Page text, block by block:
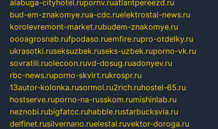
alabuga-cityhotel.rupornv.ruatlantpereezd.ru
bud-em-znakomye.rua-cdc.ruelektrostal-news.ru
korolevremont-market.rubudem-znakomye.ru
oooagrosnab.rufpodaso.ruemfire.rupro-otdelky.ru
ukrasotki.ruseksuzbek.ruseks-uzbek.ruporno-vk.ru
sovratili.ruolecoon.ruvd-dosug.ruadonyev.ru
rbc-news.ruporno-skvirt.rukrospr.ru
13autor-kolonka.rusormol.ru2rich.ruhostel-65.ru
hostserve.ruporno-na-russkom.rumishinlab.ru
neznobi.rubigfatcc.ruhabble.rustarbucksvia.ru
delfinet.rusilvernano.ruelestal.ruvektor-doroga.ru